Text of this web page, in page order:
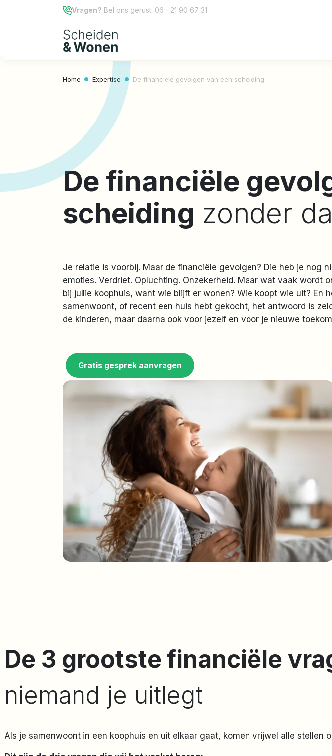
Vragen? Bel ons gerust: 06 - 21 90 67 31
Home Expertise De financiële gevolgen van een scheiding
De financiële
scheiding zonder
Je relatie is voorbij. Maar de financiële gevolgen? Die heb je nog
emoties. Verdriet. Opluchting. Onzekerheid. Maar wat vaak
bij jullie koophuis, want wie blijft er wonen? Wie koopt wie uit? En
samenwoont, of recent een huis hebt gekocht, het antwoord is
de kinderen, maar daarna ook voor jezelf en voor je nieuwe
Gratis gesprek aanvragen
De 3 grootste financiële
niemand je uitlegt
Als je samenwoont in een koophuis en uit elkaar gaat, komen vrijwel alle stellen